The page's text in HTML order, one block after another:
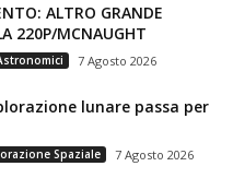
ALTRO GRANDE
220P/MCNAUGHT
7 Agosto 2026
lunare passa per
Spaziale 7 Agosto 2026